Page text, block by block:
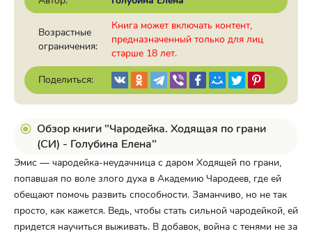
Возрастные
ограничения:
Книга может включать контент,
предназначенный только для лиц
старше 18 лет.
Поделиться:
Обзор книги "Чародейка. Ходящая по грани
(СИ) - Голубина Елена"
Эмис — чародейка-неудачница с даром Ходящей по грани,
попавшая по воле злого духа в Академию Чародеев, где ей
обещают помочь развить способности. Заманчиво, но не так
просто, как кажется. Ведь, чтобы стать сильной чародейкой, ей
придется научиться выживать. В добавок, война с тенями не за